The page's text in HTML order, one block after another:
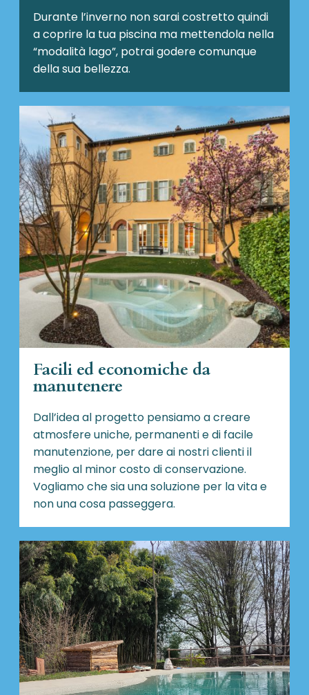
Durante l’inverno non sarai costretto quindi
a coprire la tua piscina ma mettendola nella
“modalità lago”, potrai godere comunque
della sua bellezza.
Facili ed economiche da
manutenere
Dall’idea al progetto pensiamo a creare
atmosfere uniche, permanenti e di facile
manutenzione, per dare ai nostri clienti il
meglio al minor costo di conservazione.
Vogliamo che sia una soluzione per la vita e
non una cosa passeggera.